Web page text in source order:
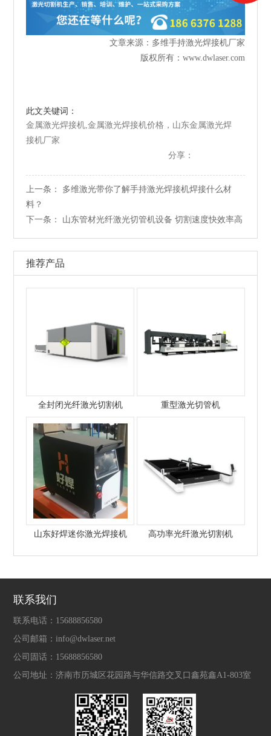
文章来源：多维手持激光焊接机厂家
版权所有： www.dwlaser.com
此文关键词：
金属激光焊接机,金属激光焊接机价格，山东金属激光焊
接机厂家
分享：
上一条： 多维激光带你了解手持激光焊接机焊接什么材
料？
下一条： 山东管材光纤激光切管机设备 切割速度快效率高
推荐产品
全封闭光纤激光切割机 重型激光切管机
山东好焊迷你激光焊接机 高功率光纤激光切割机
联系我们
联系电话： 15688856580
公司邮箱：info@dwlaser.net
公司固话： 15688856580
公司地址：济南市历城区花园路与华信路交叉口鑫苑鑫A1-803室